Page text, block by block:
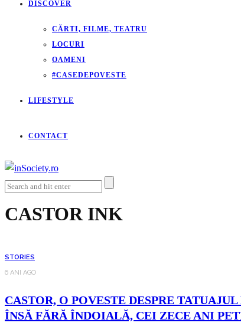
DISCOVER
CĂRTI, FILME, TEATRU
LOCURI
OAMENI
#CASEDEPOVESTE
LIFESTYLE
CONTACT
CASTOR INK
STORIES
6 ANI AGO
CASTOR, O POVESTE DESPRE
ÎNSĂ FĂRĂ ÎNDOIALĂ, CEI ZECE ANI